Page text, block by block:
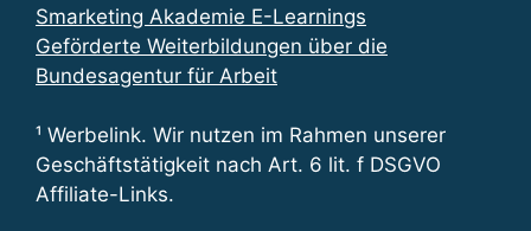
Smarketing Akademie E-Learnings
Geförderte Weiterbildungen über die
Bundesagentur für Arbeit
¹ Werbelink. Wir nutzen im Rahmen unserer
Geschäftstätigkeit nach Art. 6 lit. f DSGVO
Affiliate-Links.